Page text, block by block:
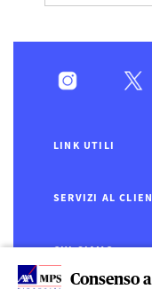
Consenso
LINK UTILI
SERVIZI AL
CHI SIAMO